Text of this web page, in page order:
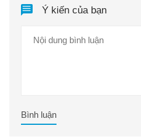
Ý kiến của bạn
Bình luận